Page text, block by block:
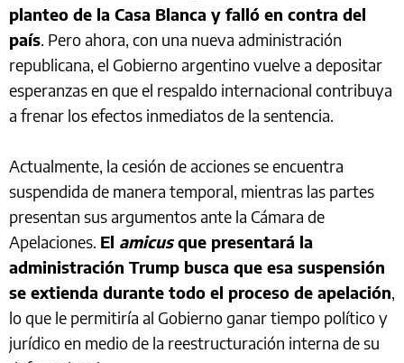
planteo de la Casa Blanca y falló en contra del
país . Pero ahora, con una nueva administración
republicana, el Gobierno argentino vuelve a depositar
esperanzas en que el respaldo internacional contribuya
a frenar los efectos inmediatos de la sentencia.
Actualmente, la cesión de acciones se encuentra
suspendida de manera temporal, mientras las partes
presentan sus argumentos ante la Cámara de
Apelaciones. El amicusque presentará la
administración Trump busca que esa suspensión
se extienda durante todo el proceso de apelación
lo que le permitiría al Gobierno ganar tiempo político y
jurídico en medio de la reestructuración interna de su